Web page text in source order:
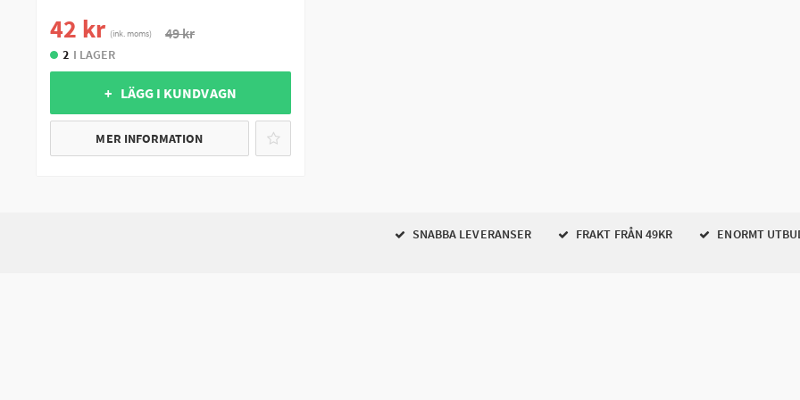
42 kr (ink. moms) 49 kr
2 I LAGER
+ LÄGG I KUNDVAGN
MER INFORMATION
SNABBA LEVERANSER FRAKT FRÅN 49KR ENORMT